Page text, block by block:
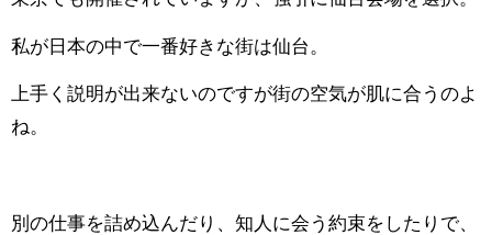
私が日本の中で一番好きな街は仙台。
上手く説明が出来ないのですが街の空気が肌に合うのよ
ね。
別の仕事を詰め込んだり、知人に会う約束をしたりで、